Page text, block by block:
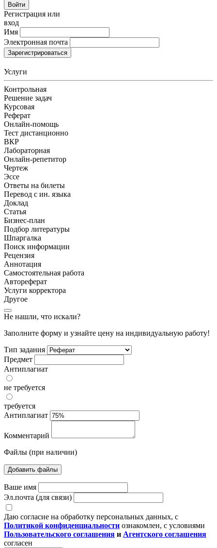
Войти
Регистрация или
вход
Имя
Электронная почта
Зарегистрироваться
Услуги
Контрольная
Решение задач
Курсовая
Реферат
Онлайн-помощь
Тест дистанционно
ВКР
Лабораторная
Онлайн-репетитор
Чертеж
Эссе
Ответы на билеты
Перевод с ин. языка
Доклад
Статья
Бизнес-план
Подбор литературы
Шпаргалка
Поиск информации
Рецензия
Аннотация
Самостоятельная работа
Автореферат
Услуги корректора
Другое
Не нашли, что искали?
Заполните форму и узнайте цену на индивидуальную работу!
Тип задания
Предмет
Антиплагиат
не требуется
требуется
Антиплагиат
Комментарий
Файлы (при наличии)
Добавить файлы
Ваше имя
Эл.почта (для связи)
Даю согласие на обработку персональных данных, с
Политикой конфиденциальности ознакомлен, с условиями
Пользовательского соглашения и Агентского соглашения
согласен